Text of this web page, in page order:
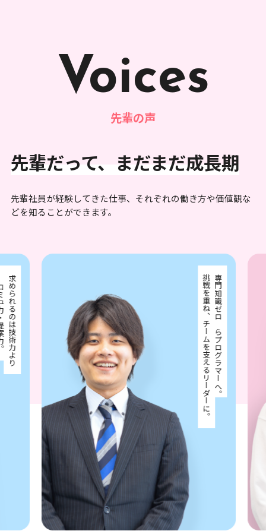
Voices
先輩の声
先輩だって、まだまだ成長期
先輩社員が経験してきた仕事、それぞれの働き方や価値観な
どを知ることができます。
求められるのは技術力より
力。 専門知識ゼロからプログラマーへ。
挑戦を重ね、チームを支えるリーダーに。